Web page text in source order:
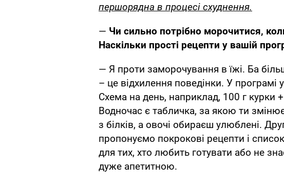
першорядна в процесі схуднення.
— Чи сильно потрібно морочитися,
Наскільки прості рецепти у вашій
— Я проти заморочування в їжі. Ба
– це відхилення поведінки. У програмі
Схема на день, наприклад, 100 г курки
Водночас є табличка, за якою ти
з білків, а овочі обираєш улюблені.
пропонуємо покрокові рецепти і
для тих, хто любить готувати або не
дуже апетитною.